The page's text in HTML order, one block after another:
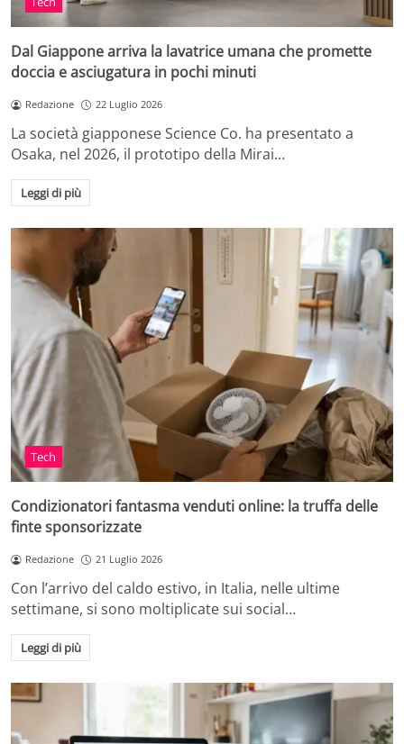
Dal Giappone arriva la lavatrice umana che promette
doccia e asciugatura in pochi minuti
Redazione 22 Luglio 2026
La società giapponese Science Co. ha presentato a
Osaka, nel 2026, il prototipo della Mirai…
Leggi di più
Tech
Condizionatori fantasma venduti online: la truffa delle
finte sponsorizzate
Redazione 21 Luglio 2026
Con l’arrivo del caldo estivo, in Italia, nelle ultime
settimane, si sono moltiplicate sui social…
Leggi di più